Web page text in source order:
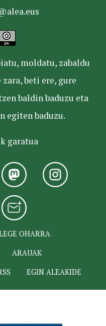
moldatu, zabaldu
beti ere, gure
baldin baduzu eta
egiten baduzu.
garatua
OHARRA
ARAUAK
EGIN ALEAKIDE